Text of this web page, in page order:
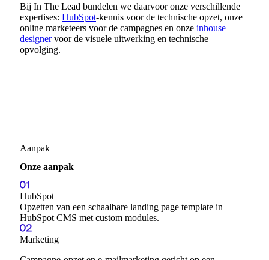
Bij In The Lead bundelen we daarvoor onze verschillende
expertises: HubSpot-kennis voor de technische opzet, onze
online marketeers voor de campagnes en onze inhouse
designervoor de visuele uitwerking en technische
opvolging.
Aanpak
Onze aanpak
HubSpot
Opzetten van een schaalbare landing page template in
HubSpot CMS met custom modules.
Marketing